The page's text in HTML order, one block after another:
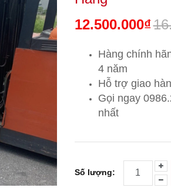
12.500.000₫
Hàng chính
4 năm
Hỗ trợ giao
Gọi ngay
nhất
Số lượng: